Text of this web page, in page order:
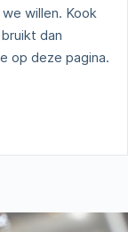
willen. Kook
dan
op deze pagina.